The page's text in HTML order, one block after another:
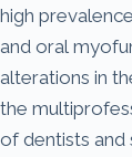
high
and oral
alterations in
the
of dentists and